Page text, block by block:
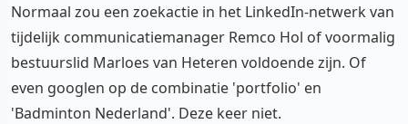
Normaal zou een zoekactie in het LinkedIn​-netwerk van
tijdelijk communicatiemanager Remco Hol of voormalig
bestuurslid Marloes van Heteren voldoende zijn. Of
even googlen op de combinatie 'portfolio' en
'Badminton Nederland'. Deze keer niet.